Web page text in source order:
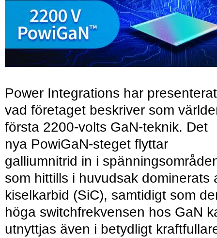
Power Integrations har presenterat
vad företaget beskriver som
första 2200-volts GaN-teknik. Det
nya PowiGaN-steget flyttar
galliumnitrid in i
som hittills i huvudsak dominerats
kiselkarbid (SiC), samtidigt som
höga switchfrekvensen hos GaN
utnyttjas även i betydligt